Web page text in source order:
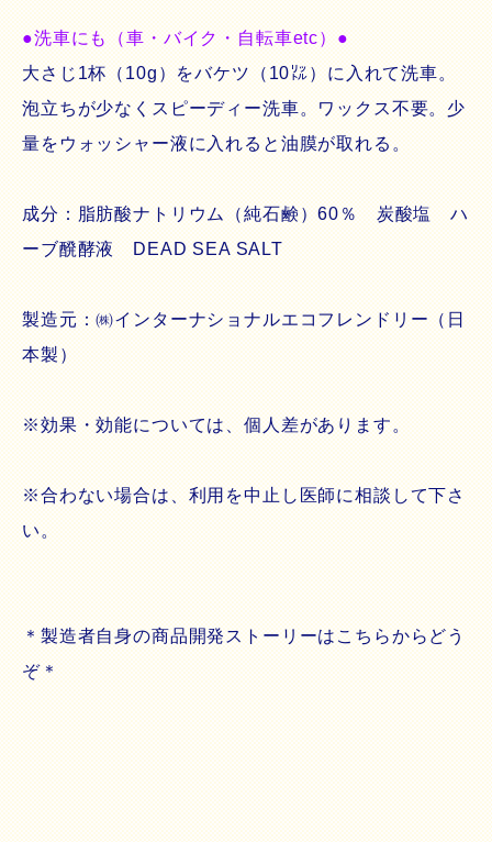
●洗車にも（車・バイク・自転車etc）●
大さじ1杯（10g）をバケツ（10㍑）に入れて洗車。
泡立ちが少なくスピーディー洗車。ワックス不要。少
量をウォッシャー液に入れると油膜が取れる。
成分：脂肪酸ナトリウム（純石鹸）60％ 炭酸塩 ハ
ーブ醗酵液 DEAD SEA SALT
製造元：㈱インターナショナルエコフレンドリー（日
本製）
※効果・効能については、個人差があります。
※合わない場合は、利用を中止し医師に相談して下さ
い。
＊製造者自身の商品開発ストーリーはこちらからどう
ぞ＊